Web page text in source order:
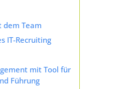
dem Team
IT-Recruiting
mit Tool für
Führung